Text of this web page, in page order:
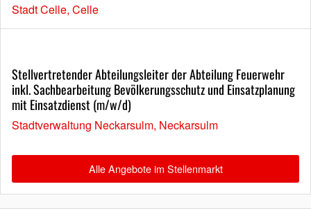
Stadt Celle, Celle
Stellvertretender Abteilungsleiter der Abteilung Feuerwehr
inkl. Sachbearbeitung Bevölkerungsschutz und Einsatzplanung
mit Einsatzdienst (m/w/d)
Stadtverwaltung Neckarsulm, Neckarsulm
Alle Angebote im Stellenmarkt